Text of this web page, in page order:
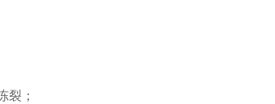
裂；